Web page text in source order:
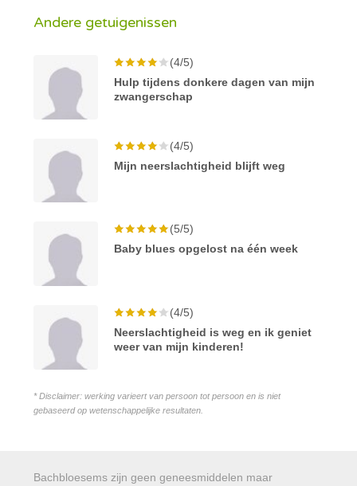
Andere getuigenissen
(4/5)
Hulp tijdens donkere dagen van mijn
zwangerschap
(4/5)
Mijn neerslachtigheid blijft weg
(5/5)
Baby blues opgelost na één week
(4/5)
Neerslachtigheid is weg en ik geniet
weer van mijn kinderen!
* Disclaimer: werking varieert van persoon tot persoon en is niet
gebaseerd op wetenschappelijke resultaten.
Bachbloesems zijn geen geneesmiddelen maar